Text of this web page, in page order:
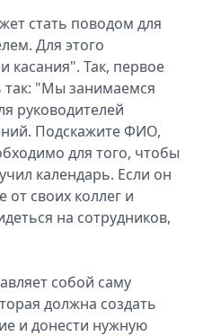
стать поводом для
Для этого
касания". Так, первое
так: "Мы занимаемся
руководителей
Подскажите ФИО,
для того, чтобы
календарь. Если он
от своих коллег и
на сотрудников,
собой саму
должна создать
и донести нужную